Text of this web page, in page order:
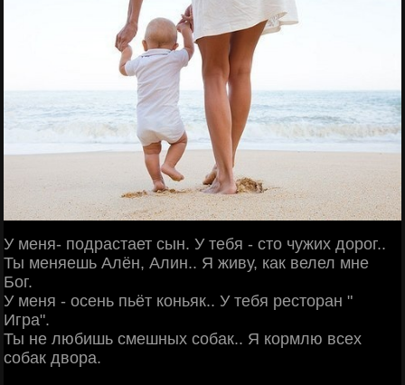
У меня- подрастает сын. У тебя - сто чужих дорог..
Ты меняешь Алён, Алин.. Я живу, как велел мне
Бог.
У меня - осень пьёт коньяк.. У тебя ресторан "
Игра".
Ты не любишь смешных собак.. Я кормлю всех
собак двора.